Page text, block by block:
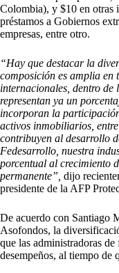
Colombia), y $10 en otras
préstamos a Gobiernos
empresas, entre otro.
“Hay que destacar la
composición es amplia en
internacionales, dentro de
representan ya un
incorporan la
activos inmobiliarios,
contribuyen al desarrollo
Fedesarrollo, nuestra
porcentual al crecimiento
permanente”, dijo
presidente de la AFP
De acuerdo con Santiago
Asofondos, la
que las administradoras
desempeños, al tiempo de